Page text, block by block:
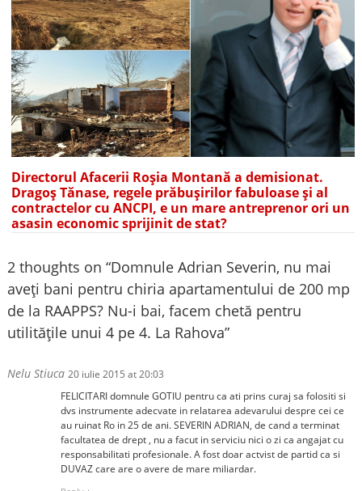
Directorul Afacerii Roșia Montană a demisionat.
Dragoș Tănase, regele prăbușirilor fabuloase și al
contractelor cu ANCPI, e un mare antreprenor ori un
asasin economic sprijinit de stat?
2 thoughts on “Domnule Adrian Severin, nu mai
aveți bani pentru chiria apartamentului de 200 mp
de la RAAPPS? Nu-i bai, facem chetă pentru
utilitățile unui 4 pe 4. La Rahova”
Nelu Stiuca 20 iulie 2015 at 20:03
FELICITARI domnule GOTIU pentru ca ati prins curaj sa folositi si
dvs instrumente adecvate in relatarea adevarului despre cei ce
au ruinat Ro in 25 de ani. SEVERIN ADRIAN, de cand a terminat
facultatea de drept , nu a facut in serviciu nici o zi ca angajat cu
responsabilitati profesionale. A fost doar actvist de partid ca si
DUVAZ care are o avere de mare miliardar.